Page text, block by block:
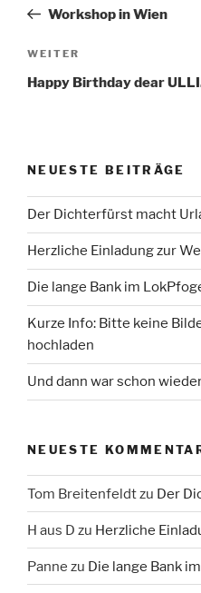
Beitrag
Workshop in Wien
Nächster
Beitrag
WEITER
Happy Birthday dear
NEUESTE BEITRÄGE
Der Dichterfürst macht
Herzliche Einladung zur
Die lange Bank im
Kurze Info: Bitte keine
hochladen
Und dann war schon
NEUESTE
Tom Breitenfeldtzu Der
H aus D zu Herzliche
Panne zu Die lange Bank